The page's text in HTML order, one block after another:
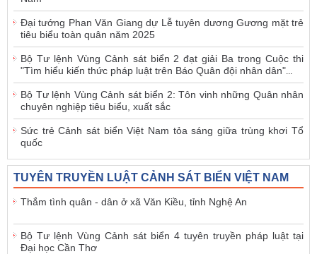
t
i
o
Đại tướng Phan Văn Giang dự Lễ tuyên dương Gương mặt trẻ
tiêu biểu toàn quân năm 2025
Bộ Tư lệnh Vùng Cảnh sát biển 2 đạt giải Ba trong Cuộc thi
"Tìm hiểu kiến thức pháp luật trên Báo Quân đội nhân dân"...
Bộ Tư lệnh Vùng Cảnh sát biển 2: Tôn vinh những Quân nhân
chuyên nghiệp tiêu biểu, xuất sắc
Sức trẻ Cảnh sát biển Việt Nam tỏa sáng giữa trùng khơi Tổ
quốc
TUYÊN TRUYỀN LUẬT CẢNH SÁT BIỂN VIỆT NAM
Thắm tình quân - dân ở xã Văn Kiều, tỉnh Nghệ An
Bộ Tư lệnh Vùng Cảnh sát biển 4 tuyên truyền pháp luật tại
Đại học Cần Thơ